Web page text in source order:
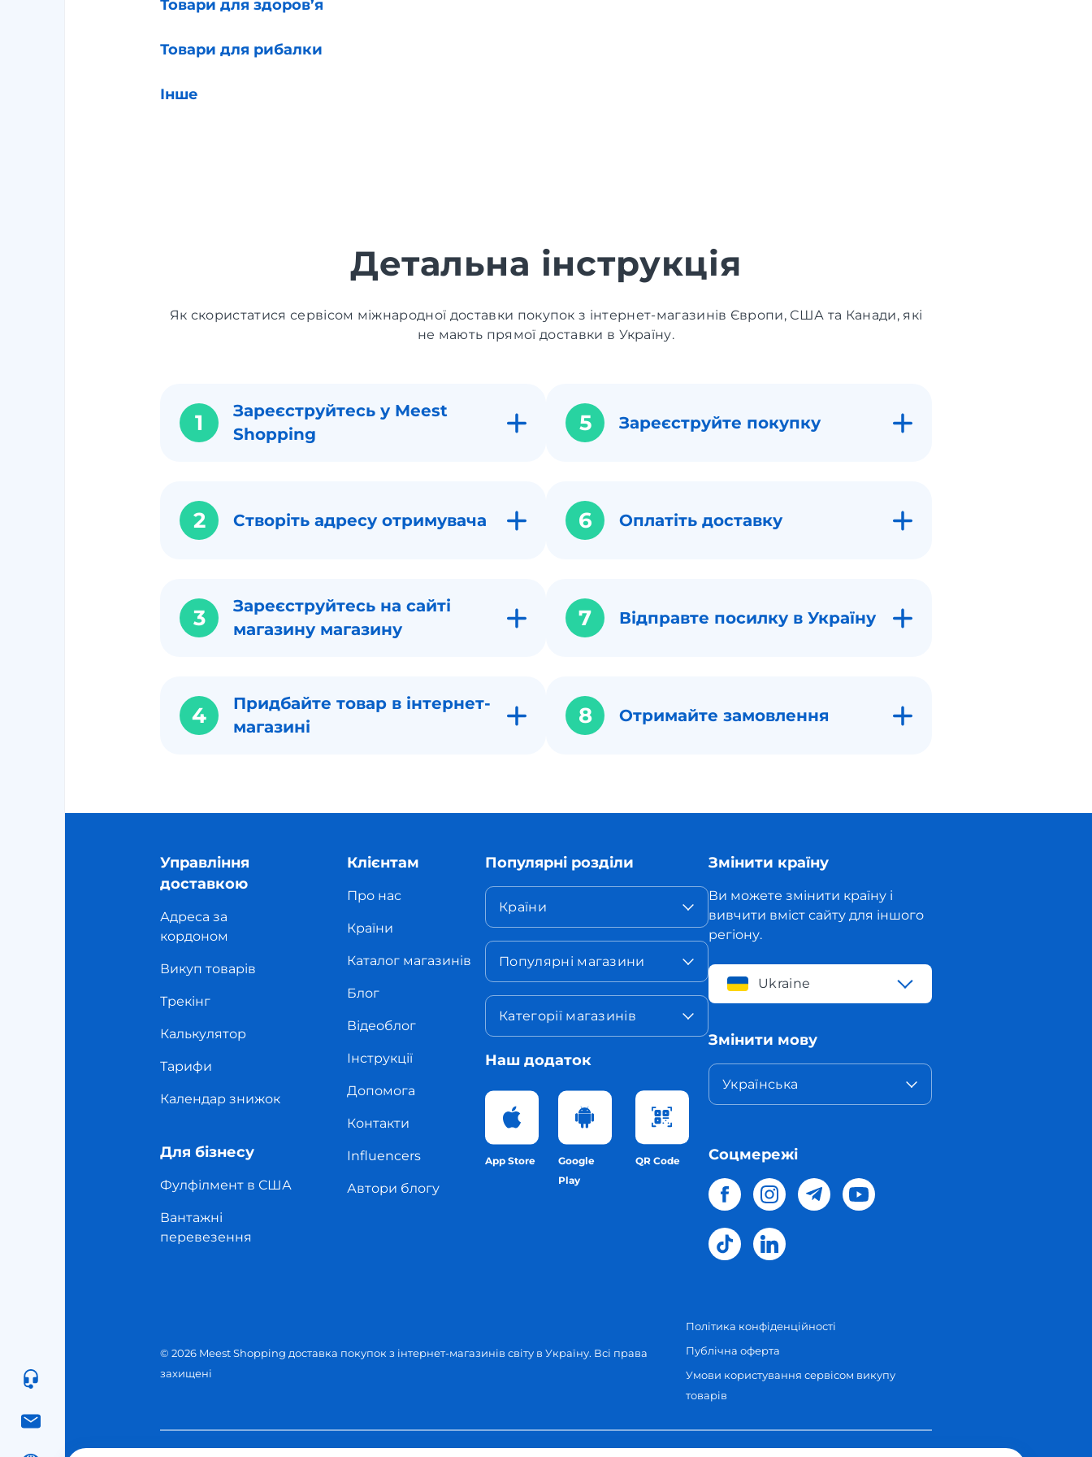
Товари для здоров’я
Товари для рибалки
Інше
Детальна інструкція
Як скористатися сервісом міжнародної доставки покупок з інтернет-магазинів Європи, США та Канади, які
не мають прямої доставки в Україну.
1
Зареєструйтесь у Meest
Shopping
2 Створіть адресу отримувача
3
Зареєструйтесь на сайті
магазину магазину
4
Придбайте товар в інтернет-
магазині
5 Зареєструйте покупку
6 Оплатіть доставку
7 Відправте посилку в Україну
8 Отримайте замовлення
Управління
доставкою
Адреса за
кордоном
Викуп товарів
Трекінг
Калькулятор
Тарифи
Календар знижок
Для бізнесу
Фулфілмент в США
Вантажні
перевезення
Клієнтам
Про нас
Країни
Каталог магазинів
Блог
Відеоблог
Інструкції
Допомога
Контакти
Influencers
Автори блогу
Популярні розділи
Країни
Популярні магазини
Категорії магазинів
Наш додаток
App Store
Google
Play
QR Code
Змінити країну
Ви можете змінити країну і
вивчити вміст сайту для іншого
регіону.
Ukraine
Змінити мову
Українська
Соцмережі
© 2026 Meest Shopping доставка покупок з інтернет-магазинів світу в Україну. Всі права
захищені
Політика конфіденційності
Публічна оферта
Умови користування сервісом викупу
товарів